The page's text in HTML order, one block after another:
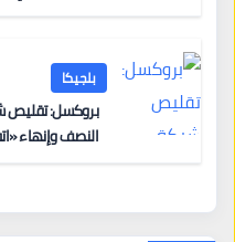
بلجيكا
بروكسل: تقليص
النصف وإنهاء